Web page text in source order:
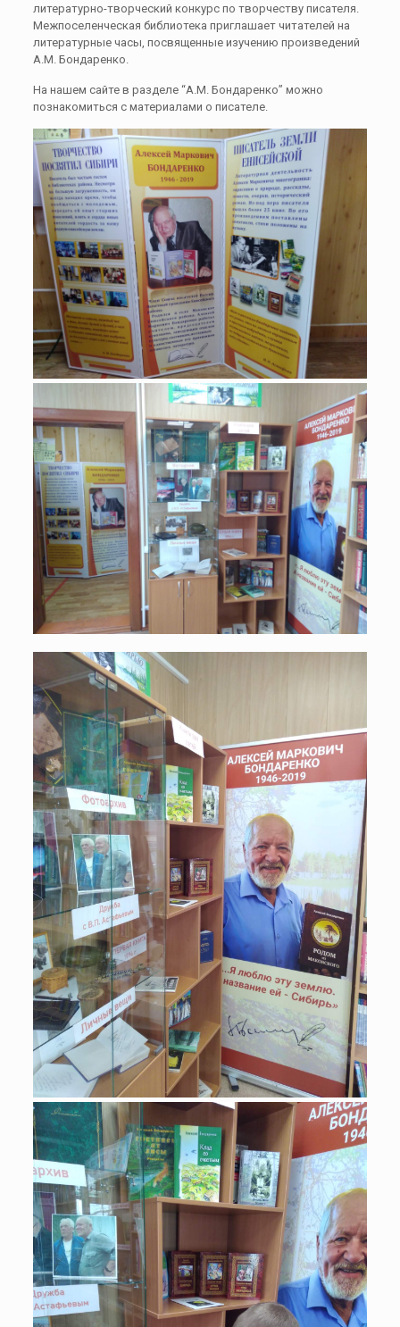
литературно-творческий конкурс по творчеству писателя.
Межпоселенческая библиотека приглашает читателей на
литературные часы, посвященные изучению произведений
А.М. Бондаренко.
На нашем сайте в разделе “А.М. Бондаренко” можно
познакомиться с материалами о писателе.